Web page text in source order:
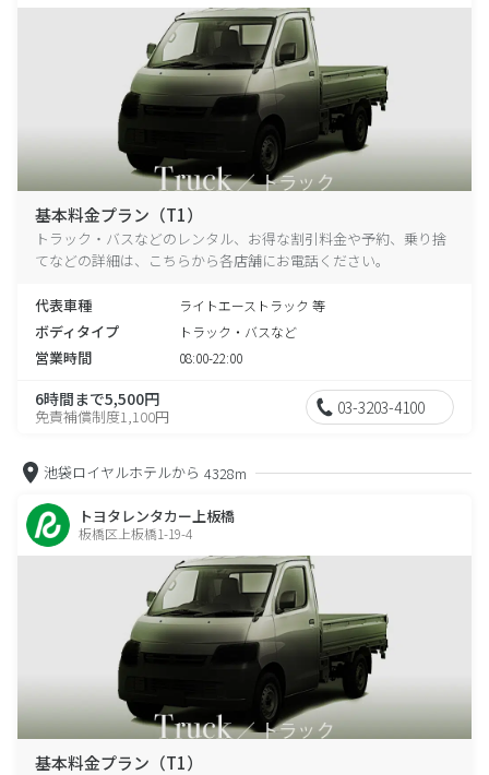
基本料金プラン（T1）
トラック・バスなどのレンタル、お得な割引料金や予約、乗り捨
てなどの詳細は、こちらから各店舗にお電話ください。
代表車種 ライトエーストラック 等
ボディタイプ トラック・バスなど
営業時間 08:00-22:00
6時間まで5,500円
免責補償制度1,100円 03-3203-4100
池袋ロイヤルホテルから 4328m
トヨタレンタカー上板橋
板橋区上板橋1-19-4
基本料金プラン（T1）